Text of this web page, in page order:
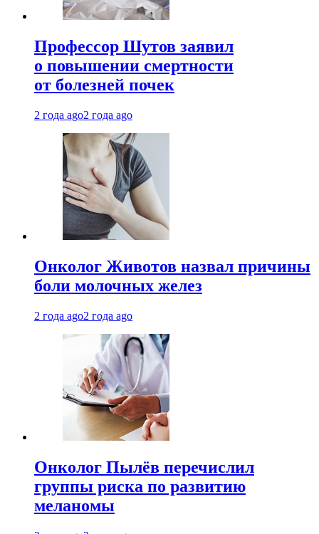
Профессор Шутов заявил
о повышении смертности
от болезней почек
2 года ago2 года ago
Онколог Животов назвал причины
боли молочных желез
2 года ago2 года ago
Онколог Пылёв перечислил
группы риска по развитию
меланомы